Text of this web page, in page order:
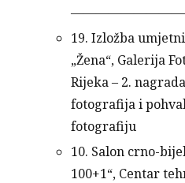
19. Izložba
„Žena“, Galerija
Rijeka – 2.
fotografija i
fotografiju
10. Salon crno-
100+1“, Centar